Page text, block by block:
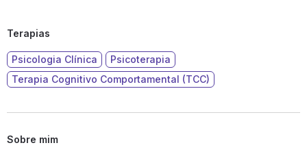
Terapias
Psicologia Clínica
Psicoterapia
Terapia Cognitivo Comportamental (TCC)
Sobre mim